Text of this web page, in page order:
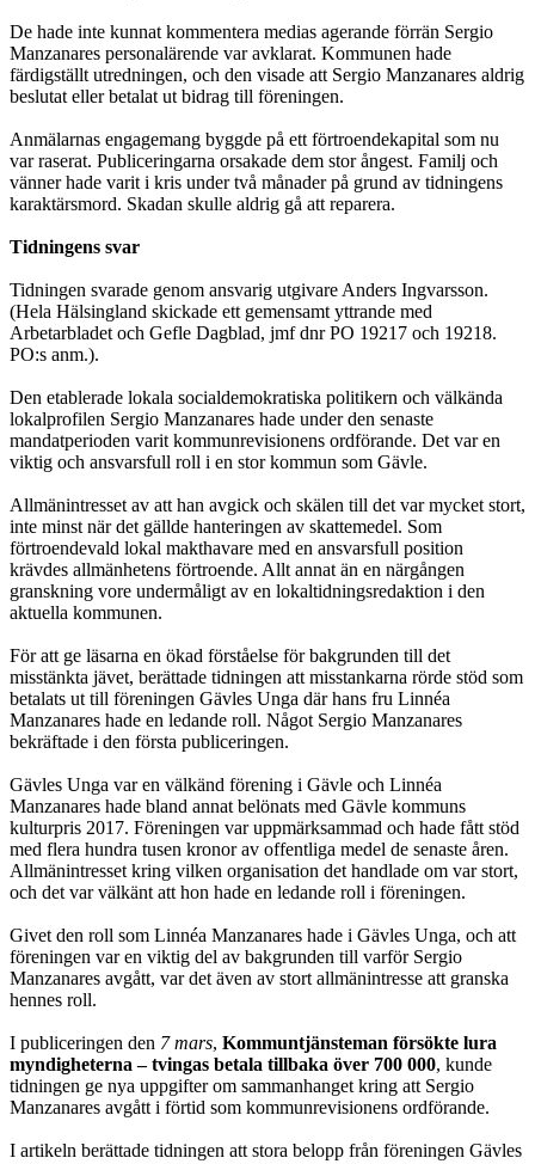
De hade inte kunnat kommentera medias agerande förrän Sergio
Manzanares personalärende var avklarat. Kommunen hade
färdigställt utredningen, och den visade att Sergio Manzanares aldrig
beslutat eller betalat ut bidrag till föreningen.
Anmälarnas engagemang byggde på ett förtroendekapital som nu
var raserat. Publiceringarna orsakade dem stor ångest. Familj och
vänner hade varit i kris under två månader på grund av tidningens
karaktärsmord. Skadan skulle aldrig gå att reparera.
Tidningens svar
Tidningen svarade genom ansvarig utgivare Anders Ingvarsson.
(Hela Hälsingland skickade ett gemensamt yttrande med
Arbetarbladet och Gefle Dagblad, jmf dnr PO 19217 och 19218.
PO:s anm.).
Den etablerade lokala socialdemokratiska politikern och välkända
lokalprofilen Sergio Manzanares hade under den senaste
mandatperioden varit kommun­revi­sionens ordförande. Det var en
viktig och ansvarsfull roll i en stor kommun som Gävle.
Allmänintresset av att han avgick och skälen till det var mycket stort,
inte minst när det gällde hanteringen av skattemedel. Som
förtroendevald lokal makthavare med en ansvarsfull position
krävdes allmänhetens förtroende. Allt annat än en närgången
granskning vore undermåligt av en lokaltidningsredaktion i den
aktuella kommunen.
För att ge läsarna en ökad förståelse för bakgrunden till det
misstänkta jävet, be­rättade tidningen att misstankarna rörde stöd som
betalats ut till föreningen Gävles Unga där hans fru Linnéa
Manzanares hade en ledande roll. Något Sergio Manzanares
bekräftade i den första publiceringen.
Gävles Unga var en välkänd förening i Gävle och Linnéa
Manzanares hade bland annat belönats med Gävle kommuns
kulturpris 2017. Föreningen var uppmärk­sammad och hade fått stöd
med flera hundra tusen kronor av offentliga medel de senaste åren.
Allmänintresset kring vilken organisation det handlade om var stort,
och det var välkänt att hon hade en ledande roll i föreningen.
Givet den roll som Linnéa Manzanares hade i Gävles Unga, och att
föreningen var en viktig del av bakgrunden till varför Sergio
Manzanares avgått, var det även av stort allmänintresse att granska
hennes roll.
I publiceringen den 7 mars, Kommuntjänsteman försökte lura
myndigheterna – tvingas betala tillbaka över 700 000, kunde
tidningen ge nya uppgifter om sammanhanget kring att Sergio
Manzanares avgått i förtid som kommunrevisio­nens ordförande.
I artikeln berättade tidningen att stora belopp från föreningen Gävles